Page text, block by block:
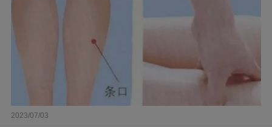
2023/07/03